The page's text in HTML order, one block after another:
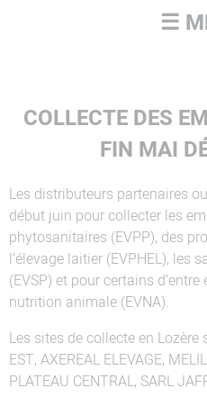
☰
COLLECTE DES
FIN MAI
Les distributeurs partenaires
début juin pour collecter les
phytosanitaires (EVPP), des
l’élevage laitier (EVPHEL), les
(EVSP) et pour certains
nutrition animale (EVNA).
Les sites de collecte en
EST, AXEREAL ELEVAGE,
PLATEAU CENTRAL, SARL